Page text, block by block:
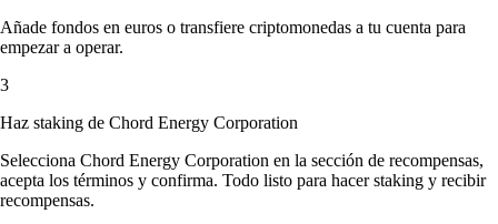
Añade fondos en euros o transfiere criptomonedas a tu cuenta para
empezar a operar.
3
Haz staking de Chord Energy Corporation
Selecciona Chord Energy Corporation en la sección de recompensas,
acepta los términos y confirma. Todo listo para hacer staking y recibir
recompensas.